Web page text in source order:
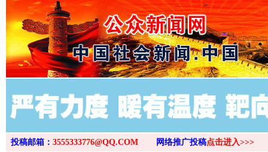
>
投稿邮箱： 3555333776@QQ.COM 网络推广投稿点击进入>>>